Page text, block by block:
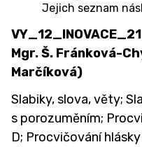
Jejich seznam
Mgr. Š. Fránková-
Marčíková)
Slabiky, slova, věty;
s porozuměním;
D; Procvičování